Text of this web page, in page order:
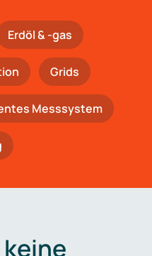
Erdöl & -gas
Grids
Messsystem